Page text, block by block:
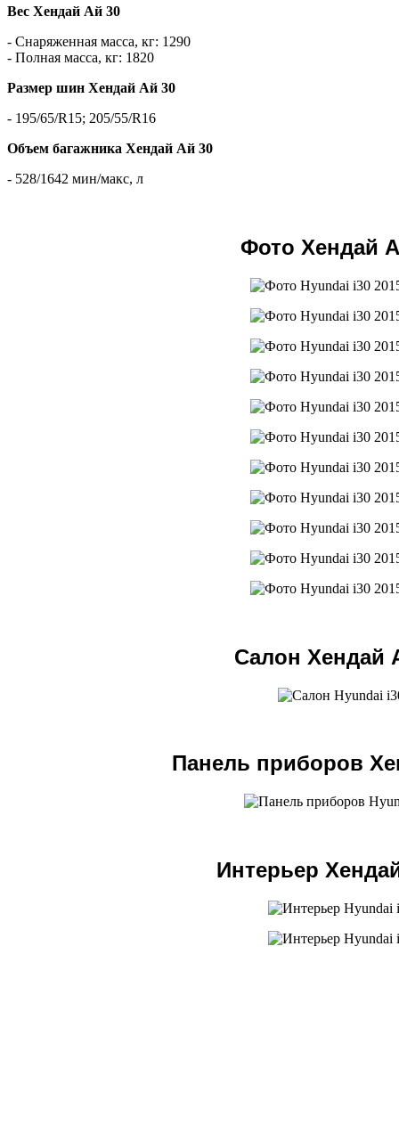
Вес Хендай Ай 30
- Снаряженная масса, кг: 1290
- Полная масса, кг: 1820
Размер шин Хендай Ай 30
- 195/65/R15; 205/55/R16
Объем багажника Хендай Ай 30
- 528/1642 мин/макс, л
Фото Хендай
Салон Хендай
Панель приборов
Интерьер